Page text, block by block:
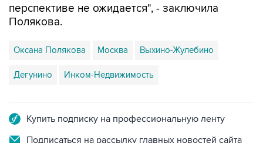
Оксана Полякова
Дегунино Инком-Недвижимость
Подписаться на рассылку главных новостей сайта
Получать оперативные новости в официальном